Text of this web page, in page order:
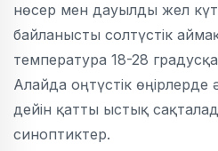
нөсер мен дауылды жел
байланысты солтүстік
температура 18-28
Алайда оңтүстік өңірлерде
дейін қатты ыстық
синоптиктер.